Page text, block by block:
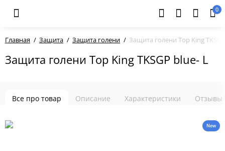
0
Главная Защита Защита голени Защита голени Top King
Защита голени Top King TKSGP blue- L
Все про товар Описание Характеристики Отзывы
New